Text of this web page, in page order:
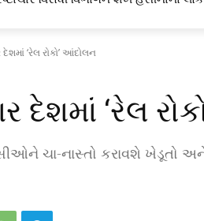
‘રેલ રોકો’ આંદોલન
દેશમાં ‘રેલ
ચા-નાસ્તો કરાવશે ખેડૂતો